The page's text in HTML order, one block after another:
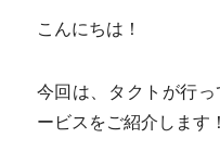
こんにちは！
今回は、タクトが行
ービスをご紹介します！